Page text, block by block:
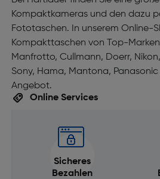
Kompaktkameras und den dazu
Fototaschen. In unserem Online-
Kompakttaschen von Top-
Manfrotto, Cullmann, Doerr,
Sony, Hama, Mantona,
Angebot.
Online Services
Sicheres
Bezahlen